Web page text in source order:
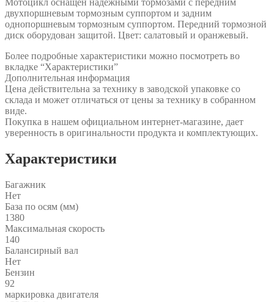
двухпоршневым тормозным суппортом и задним
однопоршневым тормозным суппортом. Передний тормозной
диск оборудован защитой. Цвет: салатовый и оранжевый.
Более подробные характеристики можно посмотреть во
вкладке “Характеристики”
Дополнительная информация
Цена действительна за технику в заводской упаковке со
склада и может отличаться от цены за технику в собранном
виде.
Покупка в нашем официальном интернет-магазине, дает
уверенность в оригинальности продукта и комплектующих.
Характеристики
Багажник
Нет
База по осям (мм)
1380
Максимальная скорость
140
Балансирный вал
Нет
Бензин
92
маркировка двигателя